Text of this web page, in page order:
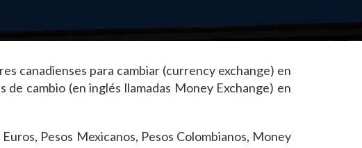
canadienses para cambiar (currency exchange) en
de cambio (en inglés llamadas Money Exchange) en
Pesos Mexicanos, Pesos Colombianos, Money